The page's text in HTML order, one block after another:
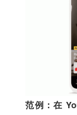
范例：在